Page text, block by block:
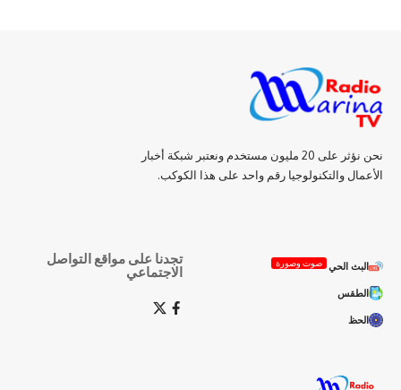
نحن نؤثر على 20 مليون مستخدم ونعتبر شبكة أخبار
الأعمال والتكنولوجيا رقم واحد على هذا الكوكب.
البث الحي صوت وصورة
الطقس
الحظ
تجدنا على مواقع التواصل
الاجتماعي